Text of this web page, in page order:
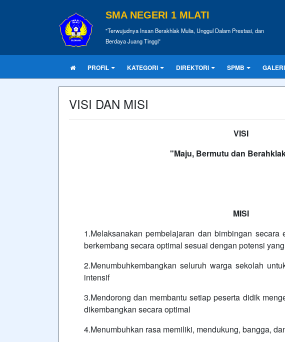
SMA NEGERI 1 MLATI
"Terwujudnya Insan Berakhlak Mulia, Unggul Dalam Prestasi, dan
Berdaya Juang Tinggi"
PROFIL KATEGORI DIREKTORI SPMB GALERI
VISI DAN MISI
VISI
"Maju, Bermutu dan
MISI
1.Melaksanakan pembelajaran dan bimbingan secara
berkembang secara optimal sesuai dengan potensi
2.Menumbuhkembangkan seluruh warga sekolah
intensif
3.Mendorong dan membantu setiap peserta didik
dikembangkan secara optimal
4.Menumbuhkan rasa memiliki, mendukung, bangga,